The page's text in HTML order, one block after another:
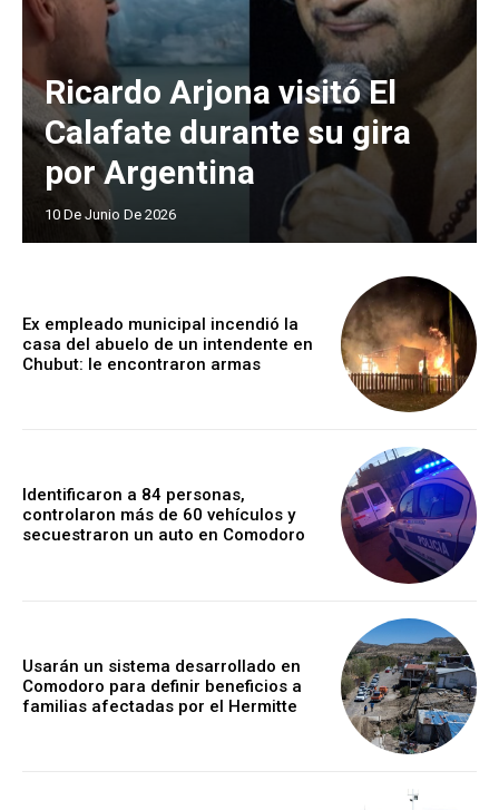
Ricardo Arjona visitó El
Calafate durante su gira
por Argentina
10 De Junio De 2026
Ex empleado municipal incendió la
casa del abuelo de un intendente en
Chubut: le encontraron armas
Identificaron a 84 personas,
controlaron más de 60 vehículos y
secuestraron un auto en Comodoro
Usarán un sistema desarrollado en
Comodoro para definir beneficios a
familias afectadas por el Hermitte